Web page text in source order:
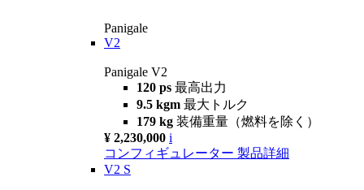
Panigale
V2
Panigale V2
120 ps 最高出力
9.5 kgm 最大トルク
179 kg 装備重量（燃料を除く）
¥ 2,230,000 i
コンフィギュレーター 製品詳細
V2 S